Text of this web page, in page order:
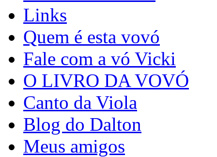
Links
Quem é esta vovó
Fale com a vó Vicki
O LIVRO DA VOVÓ
Canto da Viola
Blog do Dalton
Meus amigos